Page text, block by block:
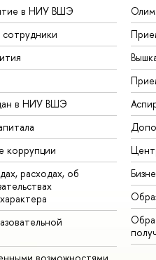
в НИУ ВШЭ
в НИУ ВШЭ
коррупции
расходах, об